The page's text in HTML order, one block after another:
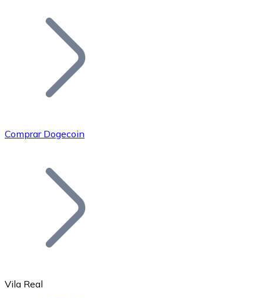
Añade tu proyecto a nuestro ecosistema.
Bitcoin
Comprar Dogecoin
Vila Real